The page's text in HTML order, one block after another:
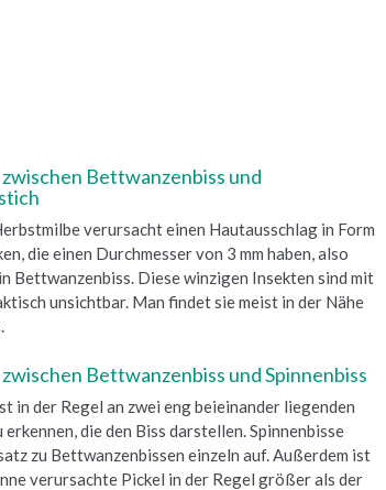
Bettwanzenbiss und
verursacht einen Hautausschlag in Form
die einen Durchmesser von 3 mm haben, also
Bettwanzenbiss. Diese winzigen Insekten sind mit
unsichtbar. Man findet sie meist in der Nähe
Bettwanzenbiss und Spinnenbiss
in der Regel an zwei eng beieinander liegenden
die den Biss darstellen. Spinnenbisse
zu Bettwanzenbissen einzeln auf. Außerdem ist
verursachte Pickel in der Regel größer als der